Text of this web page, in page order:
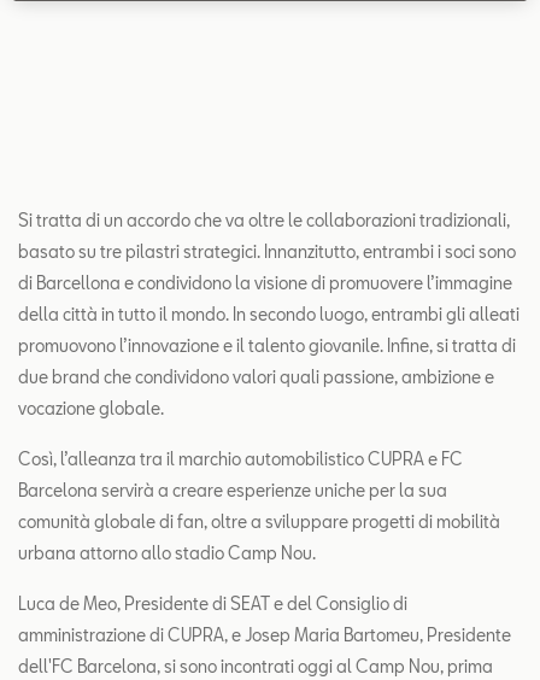
Si tratta di un accordo che va oltre le collaborazioni tradizionali,
basato su tre pilastri strategici. Innanzitutto, entrambi i soci sono
di Barcellona e condividono la visione di promuovere l’immagine
della città in tutto il mondo. In secondo luogo, entrambi gli alleati
promuovono l’innovazione e il talento giovanile. Infine, si tratta di
due brand che condividono valori quali passione, ambizione e
vocazione globale.
Così, l’alleanza tra il marchio automobilistico CUPRA e FC
Barcelona servirà a creare esperienze uniche per la sua
comunità globale di fan, oltre a sviluppare progetti di mobilità
urbana attorno allo stadio Camp Nou.
Luca de Meo, Presidente di SEAT e del Consiglio di
amministrazione di CUPRA, e Josep Maria Bartomeu, Presidente
dell'FC Barcelona, si sono incontrati oggi al Camp Nou, prima